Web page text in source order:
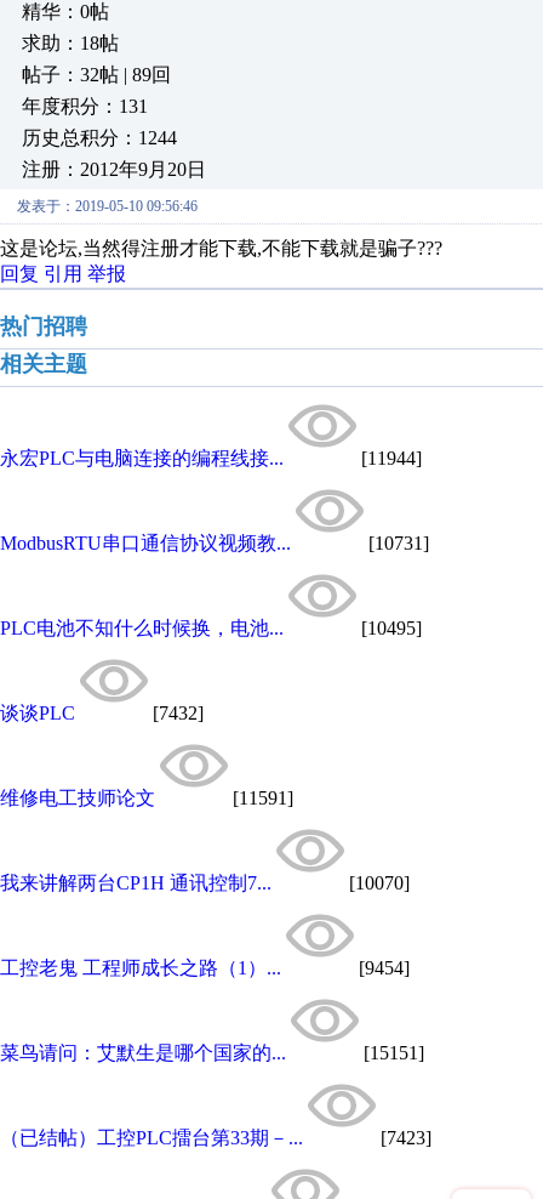
精华：0帖
求助：18帖
帖子：32帖 | 89回
年度积分：131
历史总积分：1244
注册：2012年9月20日
发表于：2019-05-10 09:56:46
这是论坛,当然得注册才能下载,不能下载就是骗子???
回复 引用 举报
热门招聘
相关主题
永宏PLC与电脑连接的编程线接... [11944]
ModbusRTU串口通信协议视频教... [10731]
PLC电池不知什么时候换，电池... [10495]
谈谈PLC [7432]
维修电工技师论文 [11591]
我来讲解两台CP1H 通讯控制7... [10070]
工控老鬼 工程师成长之路（1）... [9454]
菜鸟请问：艾默生是哪个国家的... [15151]
（已结帖）工控PLC擂台第33期－... [7423]